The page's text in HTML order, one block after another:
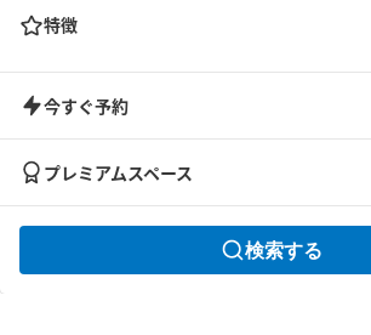
特徴
今すぐ予約
プレミアムスペース
検索する